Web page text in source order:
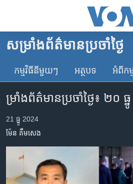
គេហទំព័រ​
ទាក់ទង
និង​
ចូល​
ទៅ​​
ទំព័រ​
ព័ត៌មាន​​
និង​
កម្ពុជា
អន្តរជាតិ
ចិន
ហេឡូវីអូអេ
ព្រឹត្តិការណ៍ព័ត៌មាន
ទូរទស្សន៍ / វីដេអូ​
សម្រាំងព័ត៌មានប្រចាំថ្ងៃ
កម្មវិធី​នីមួយៗ អត្ថបទ​ អំពី​កម្
ម្រាំង​ព័ត៌មាន​ប្រចាំ​ថ្ងៃ៖ ២០​
21 ធ្នូ 2024
ម៉ែន គឹមសេង